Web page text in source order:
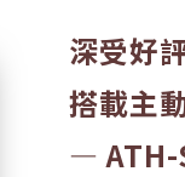
深受好
搭載主
— ATH-